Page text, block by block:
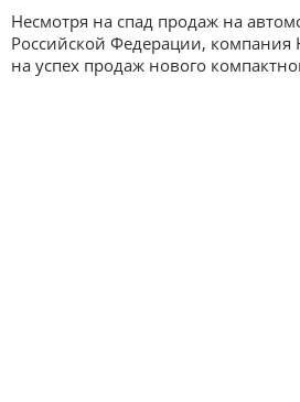
Несмотря на спад продаж на
Российской Федерации, компания
на успех продаж нового